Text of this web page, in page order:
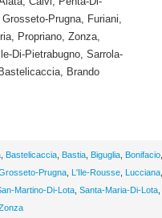
Prugna, Furiani,
Propriano, Zonza,
Di-Pietrabugno, Sarrola-
Brando
Bastelicaccia Bastia Biguglia Bonifacio
Prugna L'Ile-Rousse Lucciana
Martino-Di-Lota Santa-Maria-Di-Lota